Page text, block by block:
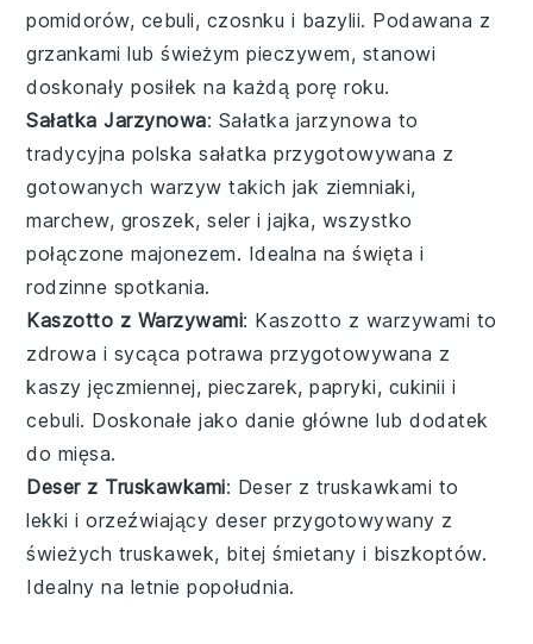
pomidorów, cebuli, czosnku i bazylii. Podawana z
grzankami lub świeżym pieczywem, stanowi
doskonały posiłek na każdą porę roku.
Sałatka Jarzynowa: Sałatka jarzynowa to
tradycyjna polskasałatka przygotowywana z
gotowanych warzyw takich jak ziemniaki,
marchew, groszek, seler i jajka, wszystko
połączone majonezem. Idealna na święta i
rodzinne spotkania.
Kaszotto z Warzywami: Kaszotto z warzywami to
zdrowa i sycącapotrawa przygotowywana z
kaszy jęczmiennej, pieczarek, papryki, cukinii i
cebuli. Doskonałe jako danie główne lub dodatek
do mięsa.
Deser z Truskawkami: Deser z truskawkami to
lekki i orzeźwiający deser przygotowywany z
świeżych truskawek, bitej śmietany i biszkoptów.
Idealny na letnie popołudnia.